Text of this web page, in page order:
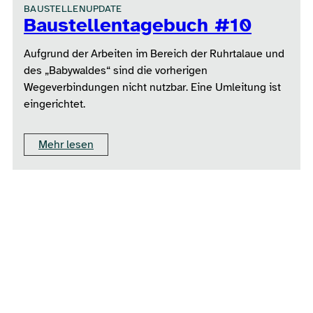
BAUSTELLENUPDATE
Baustellentagebuch #10
Aufgrund der Arbeiten im Bereich der Ruhrtalaue und
des „Babywaldes“ sind die vorherigen
Wegeverbindungen nicht nutzbar. Eine Umleitung ist
eingerichtet.
Mehr lesen